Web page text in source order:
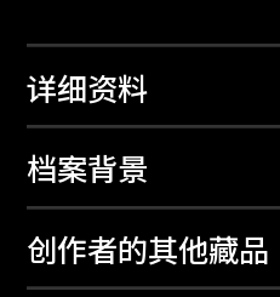
详细资料
档案背景
创作者的其他藏品